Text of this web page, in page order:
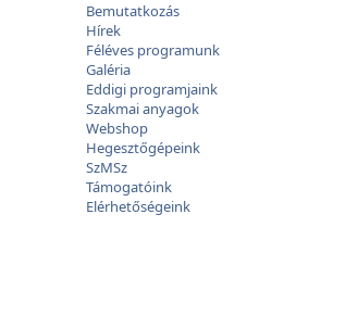
Bemutatkozás
Hírek
Féléves programunk
Galéria
Eddigi programjaink
Szakmai anyagok
Webshop
Hegesztőgépeink
SzMSz
Támogatóink
Elérhetőségeink